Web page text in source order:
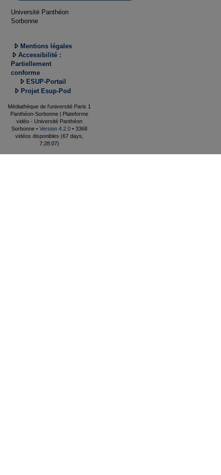
Université Panthéon
Sorbonne
Mentions légales
Accessibilité :
Partiellement
conforme
ESUP-Portail
Projet Esup-Pod
Médiathèque de l'université Paris 1
Panthéon-Sorbonne | Plateforme
vidéo - Université Panthéon
Sorbonne • Version 4.2.0 • 3368
vidéos disponibles (67 days,
7:28:07)